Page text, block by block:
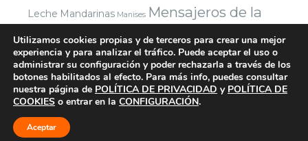
Leche Mandarinas Manises Mensajeros de la
Paz Montealto Navidad Nazaret Paradigma Digital
Parla Premio Red Solidaria Bankia Reyes Magos
Sorteo Valencia VoluntariosVuelta al coleYuncos
Utilizamos cookies propias y de terceros para crear una mejor
experiencia y para analizar el tráfico. Puede aceptar el uso o
administrar su configuración y poder rechazarla a través de los
botones habilitados al efecto. Para más info, puedes consultar
nuestra página de POLÍTICA DE PRIVACIDAD y POLÍTICA DE
COOKIES o entrar en la CONFIGURACIÓN.
Aceptar